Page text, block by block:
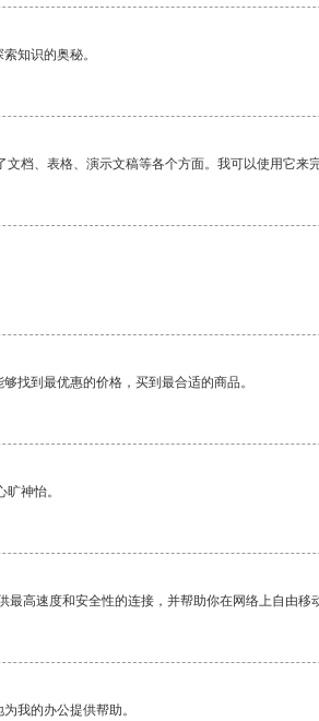
知识的奥秘。
档、表格、演示文稿等各个方面。我可以使用它来
找到最优惠的价格，买到最合适的商品。
神怡。
高速度和安全性的连接，并帮助你在网络上自由移
我的办公提供帮助。